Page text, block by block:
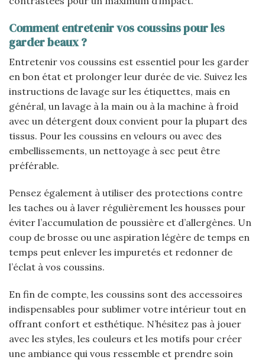
Comment entretenir vos coussins pour les
garder beaux ?
Entretenir vos coussins est essentiel pour les garder
en bon état et prolonger leur durée de vie. Suivez les
instructions de lavage sur les étiquettes, mais en
général, un lavage à la main ou à la machine à froid
avec un détergent doux convient pour la plupart des
tissus. Pour les coussins en velours ou avec des
embellissements, un nettoyage à sec peut être
préférable.
Pensez également à utiliser des protections contre
les taches ou à laver régulièrement les housses pour
éviter l’accumulation de poussière et d’allergènes. Un
coup de brosse ou une aspiration légère de temps en
temps peut enlever les impuretés et redonner de
l’éclat à vos coussins.
En fin de compte, les coussins sont des accessoires
indispensables pour sublimer votre intérieur tout en
offrant confort et esthétique. N’hésitez pas à jouer
avec les styles, les couleurs et les motifs pour créer
une ambiance qui vous ressemble et prendre soin